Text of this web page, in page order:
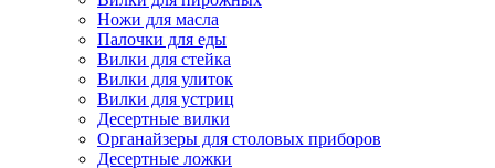
Ножи для масла
Палочки для еды
Вилки для стейка
Вилки для улиток
Вилки для устриц
Десертные вилки
Органайзеры для столовых приборов
Десертные ложки